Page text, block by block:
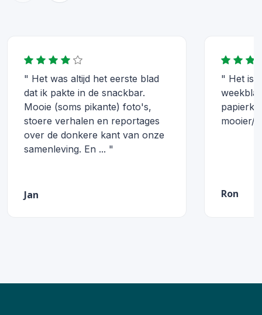
" Het was altijd het eerste blad
dat ik pakte in de snackbar.
Mooie (soms pikante) foto's,
stoere verhalen en reportages
over de donkere kant van onze
samenleving. En ... "
Jan
" Het is
mooier/
Ron